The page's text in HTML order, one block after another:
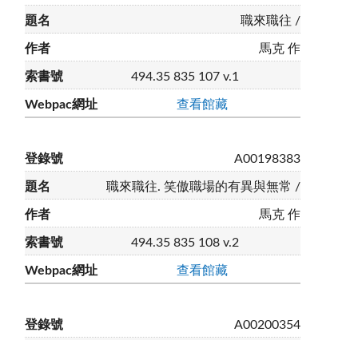
職來職往 /
馬克 作
494.35 835 107 v.1
查看館藏
A00198383
職來職往. 笑傲職場的有異與無常 /
馬克 作
494.35 835 108 v.2
查看館藏
A00200354